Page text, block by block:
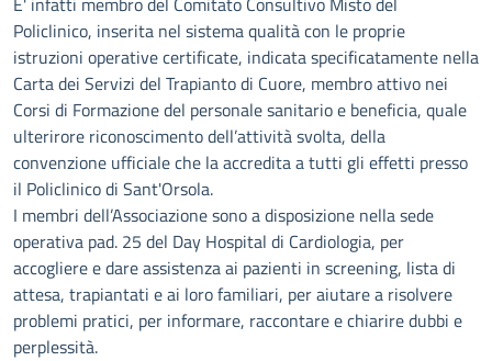
Policlinico, inserita nel sistema qualità con le proprie
istruzioni operative certificate, indicata specificatamente nella
Carta dei Servizi del Trapianto di Cuore, membro attivo nei
Corsi di Formazione del personale sanitario e beneficia, quale
ulterirore riconoscimento dell’attività svolta, della
convenzione ufficiale che la accredita a tutti gli effetti presso
il Policlinico di Sant'Orsola.
I membri dell’Associazione sono a disposizione nella sede
operativa pad. 25 del Day Hospital di Cardiologia, per
accogliere e dare assistenza ai pazienti in screening, lista di
attesa, trapiantati e ai loro familiari, per aiutare a risolvere
problemi pratici, per informare, raccontare e chiarire dubbi e
perplessità.